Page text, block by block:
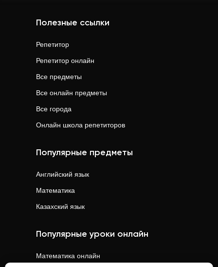
Полезные ссылки
Репетитор
Репетитор онлайн
Все предметы
Все онлайн предметы
Все города
Онлайн школа репетиторов
Популярные предметы
Английский язык
Математика
Казахский язык
Популярные уроки онлайн
Математика онлайн